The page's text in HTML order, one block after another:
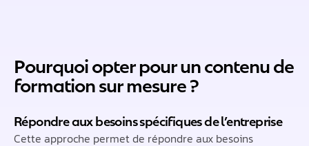
Pourquoi opter pour un contenu de
formation sur mesure ?
Répondre aux besoins spécifiques de l’entreprise
Cette approche permet de répondre aux besoins